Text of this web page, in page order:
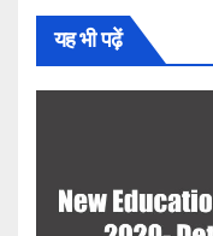
यह भी पढ़ें